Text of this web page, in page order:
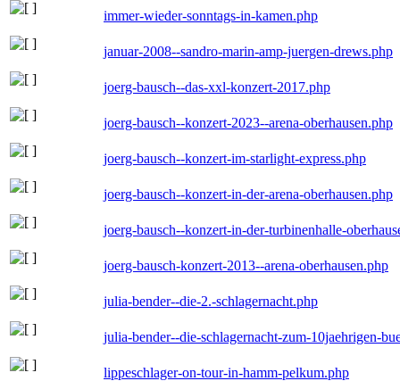
immer-wieder-sonntags-in-kamen.php
januar-2008--sandro-marin-amp-juergen-drews.php
joerg-bausch--das-xxl-konzert-2017.php
joerg-bausch--konzert-2023--arena-oberhausen.php
joerg-bausch--konzert-im-starlight-express.php
joerg-bausch--konzert-in-der-arena-oberhausen.php
joerg-bausch--konzert-in-der-turbinenhalle-
joerg-bausch-konzert-2013--arena-oberhausen.php
julia-bender--die-2.-schlagernacht.php
julia-bender--die-schlagernacht-zum-10jaehrigen-
lippeschlager-on-tour-in-hamm-pelkum.php